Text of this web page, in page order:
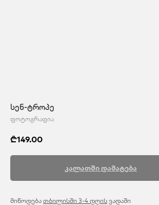
სენ-ტროპე
ფოტოგრაფია
₾149.00
კალათში დამატება
მიწოდება თბილისში 3-4 დღის ვადაში